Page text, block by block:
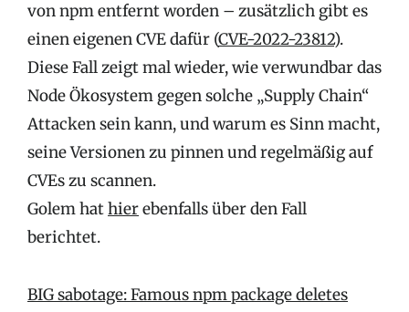
von npm entfernt worden – zusätzlich gibt es
einen eigenen CVE dafür (CVE-2022-23812).
Diese Fall zeigt mal wieder, wie verwundbar das
Node Ökosystem gegen solche „Supply Chain“
Attacken sein kann, und warum es Sinn macht,
seine Versionen zu pinnen und regelmäßig auf
CVEs zu scannen.
Golem hathierebenfalls über den Fall
berichtet.
BIG sabotage: Famous npm package deletes